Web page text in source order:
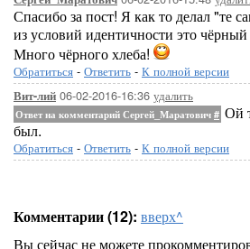
Спасибо за пост! Я как то делал "те
из условий идентичности это чёрный
Много чёрного хлеба!
Обратиться - Ответить - К полной версии
Вит-лий 06-02-2016-16:36 удалить
Ответ на комментарий Сергей_Маратович # Ой
был.
Обратиться - Ответить - К полной версии
Комментарии (12): вверх^
Вы сейчас не можете